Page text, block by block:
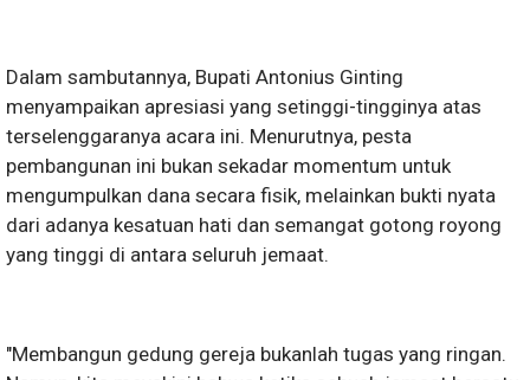
​Dalam sambutannya, Bupati Antonius Ginting
menyampaikan apresiasi yang setinggi-tingginya atas
terselenggaranya acara ini. Menurutnya, pesta
pembangunan ini bukan sekadar momentum untuk
mengumpulkan dana secara fisik, melainkan bukti nyata
dari adanya kesatuan hati dan semangat gotong royong
yang tinggi di antara seluruh jemaat.
​"Membangun gedung gereja bukanlah tugas yang ringan.